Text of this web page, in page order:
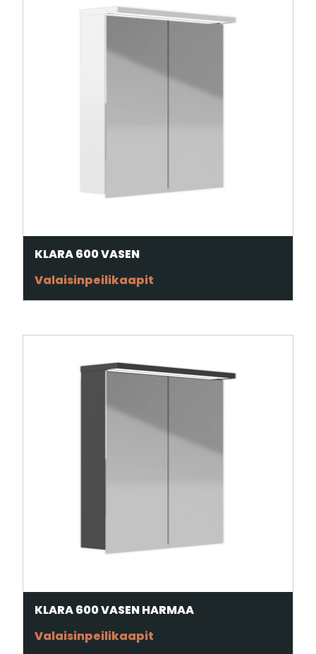
KLARA 600 VASEN
Valaisinpeilikaapit
KLARA 600 VASEN HARMAA
Valaisinpeilikaapit